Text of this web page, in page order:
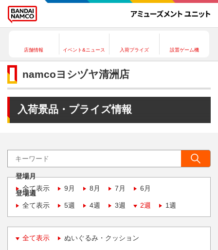
店舗情報 イベント&ニュース 入荷プライズ 設置ゲーム機
namcoヨシヅヤ清洲店
入荷景品・プライズ情報
登場月
全て表示
9月 8月 7月 6月
登場週
全て表示
5週 4週 3週 2週 1週
全て表示 ぬいぐるみ・クッション